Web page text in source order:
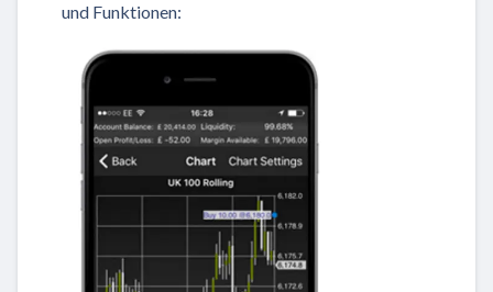
und Funktionen: